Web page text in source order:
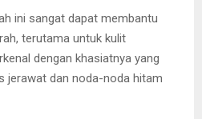
ini sangat dapat membantu
terutama untuk kulit
dengan khasiatnya yang
jerawat dan noda-noda hitam